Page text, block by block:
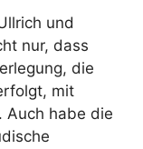
und
nur, dass
die
mit
Auch habe die